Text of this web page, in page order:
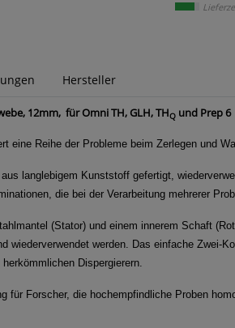
Hersteller
12mm, für Omni TH, GLH, THQ und Prep 6
eine Reihe der Probleme beim Zerlegen und
langlebigem Kunststoff gefertigt,
die bei der Verarbeitung mehrerer
(Stator) und einem innerem Schaft
wiederverwendet werden. Das einfache Zwei-
Dispergierern.
Forscher, die hochempfindliche Proben